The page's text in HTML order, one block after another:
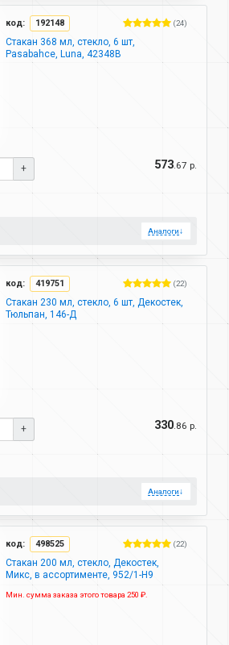
код: 192148 (24)
Стакан 368 мл, стекло, 6 шт,
Pasabahce, Luna, 42348B
+ 573.67 р.
Аналоги↓
код: 419751 (22)
Стакан 230 мл, стекло, 6 шт, Декостек,
Тюльпан, 146-Д
+ 330.86 р.
Аналоги↓
код: 498525 (22)
Стакан 200 мл, стекло, Декостек,
Микс, в ассортименте, 952/1-Н9
Мин. сумма заказа этого товара 250 ₽.